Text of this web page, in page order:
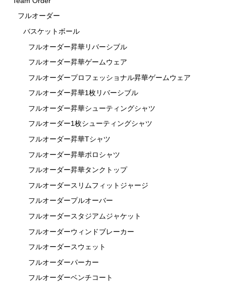
フルオーダー
バスケットボール
フルオーダー昇華リバーシブル
フルオーダー昇華ゲームウェア
フルオーダープロフェッショナル昇華ゲームウェア
フルオーダー昇華1枚リバーシブル
フルオーダー昇華シューティングシャツ
フルオーダー1枚シューティングシャツ
フルオーダー昇華Tシャツ
フルオーダー昇華ポロシャツ
フルオーダー昇華タンクトップ
フルオーダースリムフィットジャージ
フルオーダープルオーバー
フルオーダースタジアムジャケット
フルオーダーウィンドブレーカー
フルオーダースウェット
フルオーダーパーカー
フルオーダーベンチコート